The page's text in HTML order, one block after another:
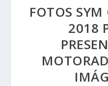
FOTOS
2018